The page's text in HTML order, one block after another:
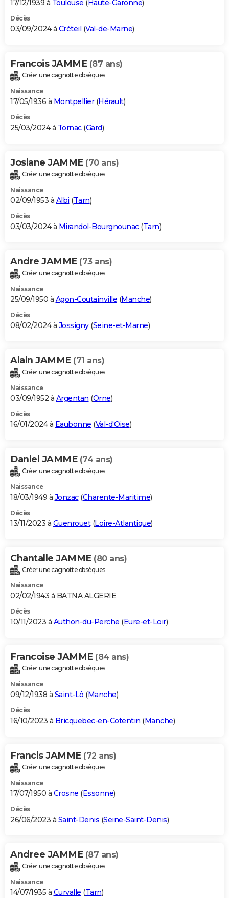
17/12/1939 à Toulouse ( Haute-Garonne)
Décès
03/09/2024 à Créteil (Val-de-Marne)
Francois JAMME (87 ans)
Créer une cagnotte obsèques
Naissance
17/05/1936 à Montpellier(Hérault)
Décès
25/03/2024 à Tornac(Gard)
Josiane JAMME (70 ans)
Créer une cagnotte obsèques
Naissance
02/09/1953 à Albi (Tarn)
Décès
03/03/2024 à Mirandol-Bourgnounac(Tarn)
Andre JAMME (73 ans)
Créer une cagnotte obsèques
Naissance
25/09/1950 à Agon-Coutainville (Manche)
Décès
08/02/2024 à Jossigny(Seine-et-Marne)
Alain JAMME (71 ans)
Créer une cagnotte obsèques
Naissance
03/09/1952 à Argentan (Orne)
Décès
16/01/2024 à Eaubonne (Val-d'Oise)
Daniel JAMME (74 ans)
Créer une cagnotte obsèques
Naissance
18/03/1949 à Jonzac(Charente-Maritime)
Décès
13/11/2023 à Guenrouet(Loire-Atlantique)
Chantalle JAMME (80 ans)
Créer une cagnotte obsèques
Naissance
02/02/1943 à BATNA ALGERIE
Décès
10/11/2023 à Authon-du-Perche (Eure-et-Loir)
Francoise JAMME (84 ans)
Créer une cagnotte obsèques
Naissance
09/12/1938 à Saint-Lô (Manche)
Décès
16/10/2023 à Bricquebec-en-Cotentin (Manche)
Francis JAMME (72 ans)
Créer une cagnotte obsèques
Naissance
17/07/1950 à Crosne (Essonne)
Décès
26/06/2023 à Saint-Denis (Seine-Saint-Denis)
Andree JAMME (87 ans)
Créer une cagnotte obsèques
Naissance
14/07/1935 à Curvalle (Tarn)